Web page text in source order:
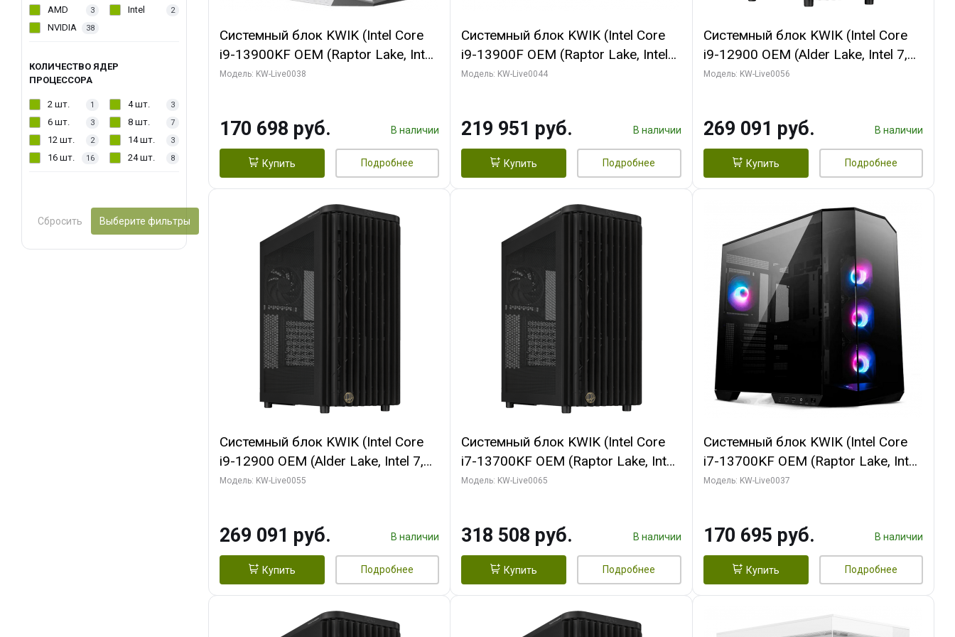
AMD 3 Intel 2
NVIDIA 38
КОЛИЧЕСТВО ЯДЕР
ПРОЦЕССОРА
2 шт. 1 4 шт. 3
6 шт. 3 8 шт. 7
12 шт. 2 14 шт. 3
16 шт. 16 24 шт. 8
Сбросить Выберите фильтры
Системный блок KWIK (Intel Core
i9-13900KF OEM (Raptor Lake, Intel
7, C24 16EC/8P/ 32 ГБ ОЗУ (2
2xDP 2/ 960 ГБ SSD)
Модель: KW-Live0038
170 698 руб. В наличии
Купить Подробнее
Системный блок KWIK (Intel Core
i9-13900F OEM (Raptor Lake, Intel
7, Efficient-co/ 32 ГБ ОЗУ (2
HD/ 512 ГБ SSD)
Модель: KW-Live0044
219 951 руб. В наличии
Купить Подробнее
Системный блок KWIK (Intel Core
i9-12900 OEM (Alder Lake, Intel 7,
C16 8EC/8PC/T2/ 64 ГБ ОЗУ (2
ТБ SSD)
Модель: KW-Live0056
269 091 руб. В наличии
Купить Подробнее
Системный блок KWIK (Intel Core
i9-12900 OEM (Alder Lake, Intel 7,
C16 8EC/8PC/T2/ 64 ГБ ОЗУ (2
HDMI/ 1 ТБ SSD)
Модель: KW-Live0055
269 091 руб. В наличии
Купить Подробнее
Системный блок KWIK (Intel Core
i7-13700KF OEM (Raptor Lake, Intel
7, C16 8EC/8PC/ 64 ГБ ОЗУ (2
2/ 1 ТБ SSD)
Модель: KW-Live0065
318 508 руб. В наличии
Купить Подробнее
Системный блок KWIK (Intel Core
i7-13700KF OEM (Raptor Lake, Intel
7, C16 8EC/8PC/ 32 ГБ ОЗУ (2
HDMI/ 1 ТБ SSD)
Модель: KW-Live0037
170 695 руб. В наличии
Купить Подробнее